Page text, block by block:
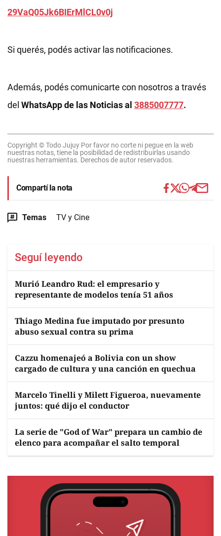
29VaQ05Jk6BIErMlCL0v0j
Si querés, podés activar las notificaciones.
Además, podés comunicarte con nosotros a través
del WhatsApp de las Noticias al 3885007777.
Copyright © Todo Jujuy Por favor no corte ni pegue en la web
nuestras notas, tiene la posibilidad de redistribuirlas usando
nuestras herramientas. Derechos de autor reservados.
Compartí la nota
Temas TV y Cine
Seguí leyendo
Murió Leandro Rud: el empresario y
representante de modelos tenía 51 años
Thiago Medina fue imputado por presunto
abuso sexual contra su prima
Cazzu homenajeó a Bolivia con un show
cargado de cultura y una canción en quechua
Marcelo Tinelli y Milett Figueroa, nuevamente
juntos: qué dijo el conductor
La serie de "God of War" prepara un cambio de
elenco para acompañar el salto temporal